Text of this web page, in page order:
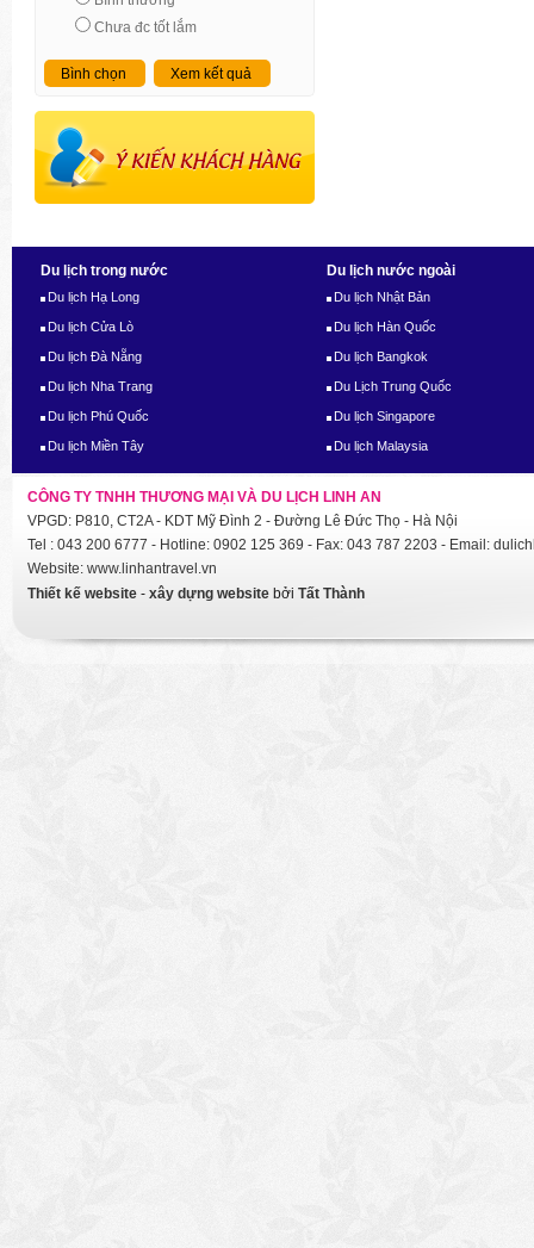
Chưa đc tốt lắm
Bình chọn Xem kết quả
Du lịch trong nước
Du lịch Hạ Long
Du lịch Cửa Lò
Du lịch Đà Nẵng
Du lịch Nha Trang
Du lịch Phú Quốc
Du lịch Miền Tây
Du lịch nước ngoài
Du lịch Nhật Bản
Du lịch Hàn Quốc
Du lịch Bangkok
Du Lịch Trung Quốc
Du lịch Singapore
Du lịch Malaysia
CÔNG TY TNHH THƯƠNG MẠI VÀ DU LỊCH LINH AN
VPGD: P810, CT2A - KDT Mỹ Đình 2 - Đường Lê Đức Thọ - Hà Nội
Tel : 043 200 6777 - Hotline: 0902 125 369 - Fax: 043 787 2203 - Email:
Website: www.linhantravel.vn
Thiết kế website - xây dựng website bởi Tất Thành